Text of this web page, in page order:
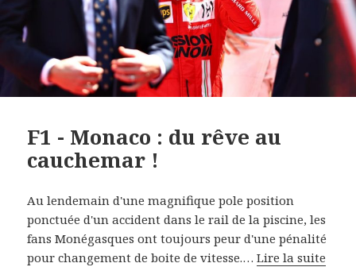
F1 - Monaco : du rêve au
cauchemar !
Au lendemain d'une magnifique pole position
ponctuée d'un accident dans le rail de la piscine, les
fans Monégasques ont toujours peur d'une pénalité
pour changement de boite de vitesse.…Lire la suite